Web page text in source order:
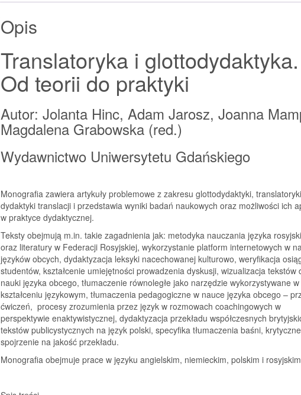
Opis
Translatoryka i glottodydaktyka.
Od teorii do praktyki
Autor: Jolanta Hinc, Adam Jarosz, Joanna
Magdalena Grabowska (red.)
Wydawnictwo Uniwersytetu Gdańskiego
Monografia zawiera artykuły problemowe z zakresu glottodydaktyki,
dydaktyki translacji i przedstawia wyniki badań naukowych oraz możliwości ich
w praktyce dydaktycznej.
Teksty obejmują m.in. takie zagadnienia jak: metodyka nauczania języka
oraz literatury w Federacji Rosyjskiej, wykorzystanie platform internetowych w
języków obcych, dydaktyzacja leksyki nacechowanej kulturowo, weryfikacja
studentów, kształcenie umiejętności prowadzenia dyskusji, wizualizacja tekstów
nauki języka obcego, tłumaczenie równoległe jako narzędzie wykorzystywane w
kształceniu językowym, tłumaczenia pedagogiczne w nauce języka obcego –
ćwiczeń, procesy zrozumienia przez język w rozmowach coachingowych w
perspektywie enaktywistycznej, dydaktyzacja przekładu współczesnych
tekstów publicystycznych na język polski, specyfika tłumaczenia baśni, krytyczne
spojrzenie na jakość przekładu.
Monografia obejmuje prace w języku angielskim, niemieckim, polskim i